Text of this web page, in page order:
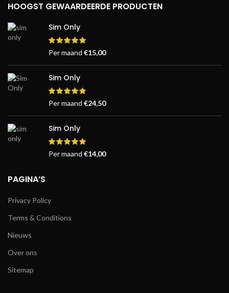
HOOGST GEWAARDEERDE PRODUCTEN
Sim Only
Per maand €15,00
Sim Only
Per maand €24,50
Sim Only
Per maand €14,00
PAGINA’S
Privacy Policy
Terms & Conditions
Nieuws
Over ons
Sitemap